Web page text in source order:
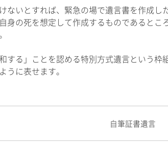
ないとすれば、緊急の場で遺言書を作成し
身の死を想定して作成するものであると
る」ことを認める特別方式遺言という枠
うに表せます。
自筆証書遺言